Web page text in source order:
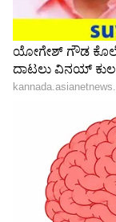
6
Image Credit :
ಶೂಟಿಂಗ್ ನಿಂದ